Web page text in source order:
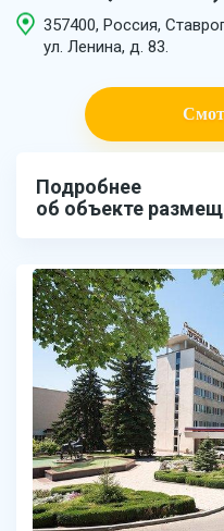
357400, Россия,
ул. Ленина, д. 83.
Подробнее
об объекте